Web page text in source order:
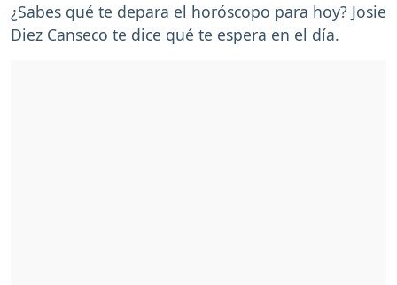
¿Sabes qué te depara el horóscopo para hoy? Josie
Diez Canseco te dice qué te espera en el día.